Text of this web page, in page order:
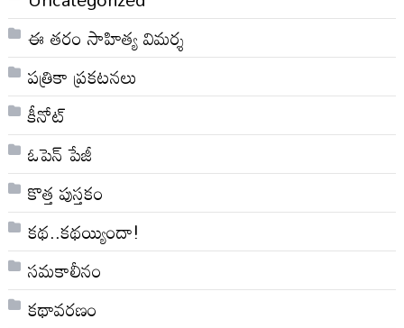
ఈ తరం సాహిత్య విమర్శ
పత్రికా ప్రకటనలు
కీనోట్
ఓపెన్ పేజీ
కొత్త పుస్తకం
కథ..కథయ్యిందా!
సమకాలీనం
కథావరణం